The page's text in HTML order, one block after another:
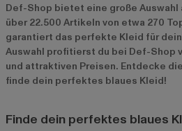
Def-Shop bietet eine große Auswahl
über 22.500 Artikeln von etwa 270
garantiert das perfekte Kleid für
Auswahl profitierst du bei Def-Shop
und attraktiven Preisen. Entdecke
finde dein perfektes blaues Kleid!
Finde dein perfektes blaues